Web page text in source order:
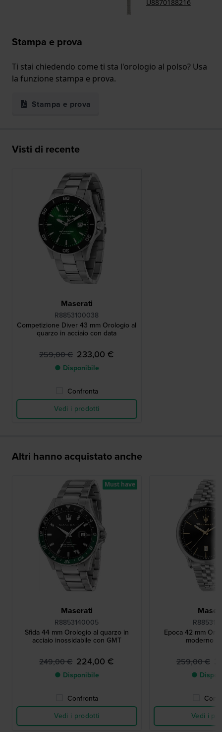
U8870188216
Stampa e prova
Ti stai chiedendo come ti sta l'orologio al polso? Usa
la funzione stampa e prova.
Stampa e prova
Visti di recente
Maserati
R8853100038
Competizione Diver 43 mm Orologio al
quarzo in acciaio con data
259,00 € 233,00 €
● Disponibile
Confronta
Vedi i prodotti
Altri hanno acquistato anche
Maserati
R8853140005
Sfida 44 mm Orologio al quarzo in
acciaio inossidabile con GMT
249,00 € 224,00 €
● Disponibile
Confronta
Vedi i prodotti
Must have
Epoca 42 mm
moderno
259,00 €
●
Vedi i